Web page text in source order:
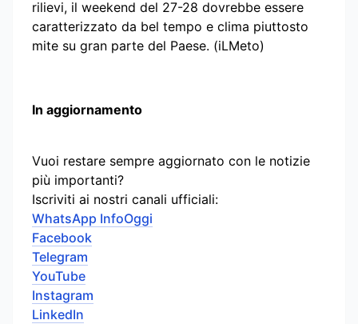
rilievi, il weekend del 27-28 dovrebbe essere
caratterizzato da bel tempo e clima piuttosto
mite su gran parte del Paese. (iLMeto)
In aggiornamento
Vuoi restare sempre aggiornato con le notizie
più importanti?
Iscriviti ai nostri canali ufficiali:
WhatsApp InfoOggi
Facebook
Telegram
YouTube
Instagram
LinkedIn